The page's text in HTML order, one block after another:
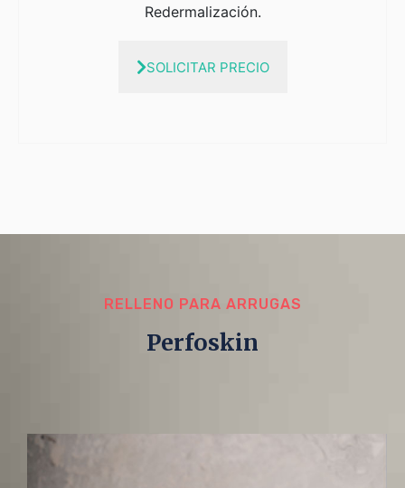
Redermalización.
SOLICITAR PRECIO
RELLENO PARA ARRUGAS
Perfoskin